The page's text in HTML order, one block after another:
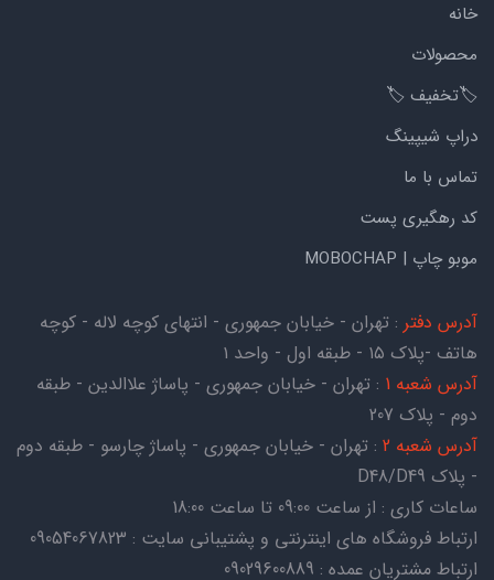
خانه
محصولات
🏷️تخفیف 🏷️
دراپ شیپینگ
تماس با ما
کد رهگیری پست
موبو چاپ | MOBOCHAP
آدرس دفتر : تهران - خیابان جمهوری - انتهای کوچه لاله - کوچه
هاتف -پلاک ۱۵ - طبقه اول - واحد ۱
آدرس شعبه 1
: تهران - خیابان جمهوری - پاساژ علاالدین - طبقه
دوم - پلاک 207
آدرس شعبه 2
: تهران - خیابان جمهوری - پاساژ چارسو - طبقه دوم
- پلاک D48/D49
ساعات کاری : از ساعت 09:00 تا ساعت 18:00
ارتباط فروشگاه های اینترنتی و پشتیبانی سایت : 09054067823
ارتباط مشتریان عمده : 09029600889